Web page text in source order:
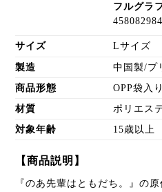
フルグラ
サイズ Lサイズ
製造 中国製/プ
商品形態 OPP袋入り
材質 ポリエス
対象年齢 15歳以上
【商品説明】
『のあ先輩はともだち。』の